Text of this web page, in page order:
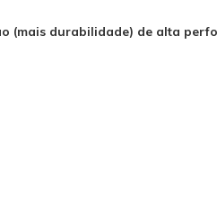
(mais durabilidade) de alta